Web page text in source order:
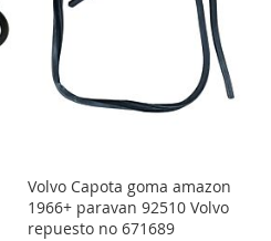
Volvo Capota goma amazon
1966+ paravan 92510 Volvo
repuesto no 671689